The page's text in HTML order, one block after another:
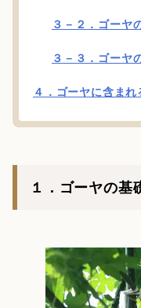
３－２．ゴーヤ
３－３．ゴーヤ
４．ゴーヤに含ま
１．ゴーヤの基